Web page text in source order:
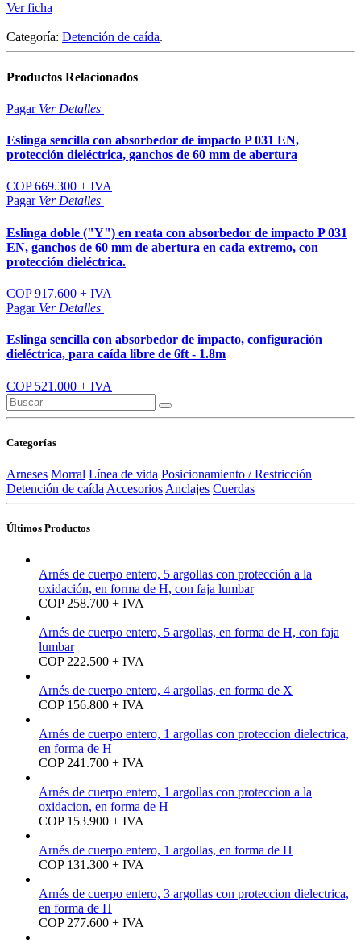
Ver ficha
Categoría: Detención de caída.
Productos Relacionados
Pagar Ver Detalles
Eslinga sencilla con absorbedor de impacto P 031 EN,
protección dieléctrica, ganchos de 60 mm de abertura
COP 669.300 + IVA
Pagar Ver Detalles
Eslinga doble ("Y") en reata con absorbedor de impacto P 031
EN, ganchos de 60 mm de abertura en cada extremo, con
protección dieléctrica.
COP 917.600 + IVA
Pagar Ver Detalles
Eslinga sencilla con absorbedor de impacto, configuración
dieléctrica, para caída libre de 6ft - 1.8m
COP 521.000 + IVA
Categorías
Arneses Morral Línea de vida Posicionamiento / Restricción
Detención de caída Accesorios Anclajes Cuerdas
Últimos Productos
Arnés de cuerpo entero, 5 argollas con protección a la
oxidación, en forma de H, con faja lumbar
COP 258.700 + IVA
Arnés de cuerpo entero, 5 argollas, en forma de H, con faja
lumbar
COP 222.500 + IVA
Arnés de cuerpo entero, 4 argollas, en forma de X
COP 156.800 + IVA
Arnés de cuerpo entero, 1 argollas con proteccion dielectrica,
en forma de H
COP 241.700 + IVA
Arnés de cuerpo entero, 1 argollas con proteccion a la
oxidacion, en forma de H
COP 153.900 + IVA
Arnés de cuerpo entero, 1 argollas, en forma de H
COP 131.300 + IVA
Arnés de cuerpo entero, 3 argollas con proteccion dielectrica,
en forma de H
COP 277.600 + IVA